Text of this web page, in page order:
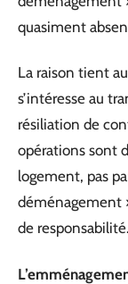
quasiment
La raison tient
s’intéresse au
résiliation de
opérations sont
logement, pas
déménagement
de responsabilité.